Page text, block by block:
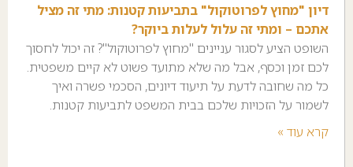
דיון "מחוץ לפרוטוקול" בתביעות קטנות: מתי זה מציל
אתכם – ומתי זה עלול לעלות ביוקר?
השופט הציע לסגור עניינים "מחוץ לפרוטוקול"? זה יכול לחסוך
לכם זמן וכסף, אבל מה שלא מתועד פשוט לא קיים משפטית.
כל מה שחובה לדעת על תיעוד דיונים, הסכמי פשרה ואיך
לשמור על הזכויות שלכם בבית המשפט לתביעות קטנות.
קרא עוד »